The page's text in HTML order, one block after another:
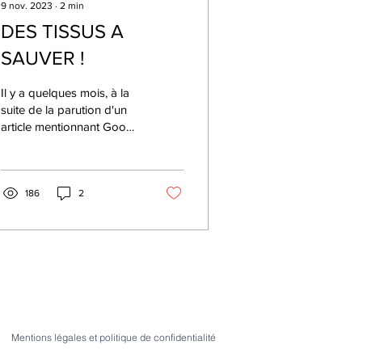
9 nov. 2023 ∙ 2 min
DES TISSUS A
SAUVER !
Il y a quelques mois, à la
suite de la parution d'un
article mentionnant Good
186 2
Mentions légales et politique de confidentialité